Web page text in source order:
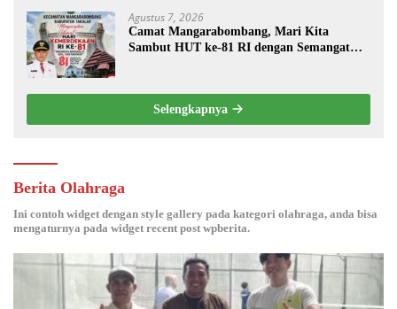
Agustus 7, 2026
Camat Mangarabombang, Mari Kita
Sambut HUT ke-81 RI dengan Semangat
Selengkapnya
Berita Olahraga
Ini contoh widget dengan style gallery pada kategori olahraga, anda bisa
mengaturnya pada widget recent post wpberita.